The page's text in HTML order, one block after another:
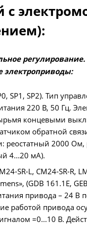
с
регулирование.
SP1, SP2). Тип
220 В, 50 Гц.
концевыми
обратной
реостатный 2000 Ом,
4...20 мА).
SR-L, CM24-SR-R,
(GDB 161.1E,
привода – 24 В
работой привода
=0...10 В.